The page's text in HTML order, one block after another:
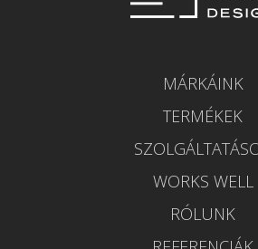
MÁRKÁINK
TERMÉKEK
WORKS WELL
RÓLUNK